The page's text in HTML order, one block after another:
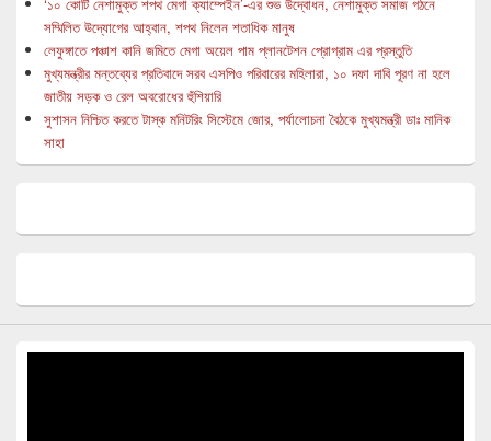
সম্মিলিত উদ্যোগের আহ্বান, শপথ নিলেন শতাধিক মানুষ
লেফুঙ্গাতে পঞ্চাশ কানি জমিতে মেগা অয়েল পাম প্লানটেশন প্রোগ্রাম এর প্রস্তুতি
মুখ্যমন্ত্রীর মন্তব্যের প্রতিবাদে সরব এসপিও পরিবারের মহিলারা, ১০ দফা দাবি পূরণ না হলে
জাতীয় সড়ক ও রেল অবরোধের হুঁশিয়ারি
সুশাসন নিশ্চিত করতে টাস্ক মনিটরিং সিস্টেমে জোর, পর্যালোচনা বৈঠকে মুখ্যমন্ত্রী ডাঃ মানিক
সাহা